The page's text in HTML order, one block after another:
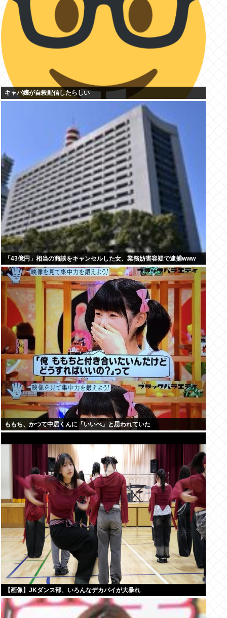
キャバ嬢が自殺配信したらしい
「43億円」相当の商談をキャンセルした女、業務妨害容疑で逮捕www
ももち、かつて中居くんに「いいべ」と思われていた
【画像】JKダンス部、いろんなデカパイが大暴れ